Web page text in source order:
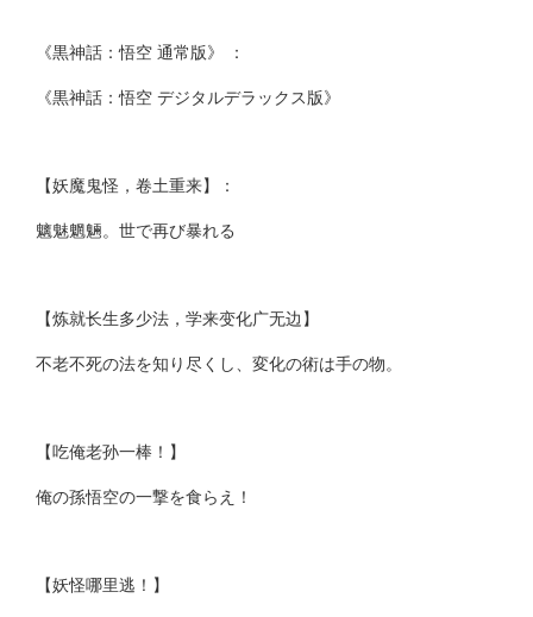
《黒神話：悟空 通常版》 ：
《黒神話：悟空 デジタルデラックス版》
【妖魔鬼怪，卷土重来】：
魑魅魍魎。世で再び暴れる
【炼就长生多少法，学来变化广无边】
不老不死の法を知り尽くし、変化の術は手の物。
【吃俺老孙一棒！】
俺の孫悟空の一撃を食らえ！
【妖怪哪里逃！】